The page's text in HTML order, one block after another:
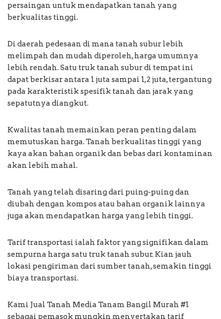
persaingan untuk mendapatkan tanah yang
berkualitas tinggi.
Di daerah pedesaan di mana tanah subur lebih
melimpah dan mudah diperoleh, harga umumnya
lebih rendah. Satu truk tanah subur di tempat ini
dapat berkisar antara 1 juta sampai 1,2 juta, tergantung
pada karakteristik spesifik tanah dan jarak yang
sepatutnya diangkut.
Kwalitas tanah memainkan peran penting dalam
memutuskan harga. Tanah berkualitas tinggi yang
kaya akan bahan organik dan bebas dari kontaminan
akan lebih mahal.
Tanah yang telah disaring dari puing-puing dan
diubah dengan kompos atau bahan organik lainnya
juga akan mendapatkan harga yang lebih tinggi.
Tarif transportasi ialah faktor yang signifikan dalam
sempurna harga satu truk tanah subur. Kian jauh
lokasi pengiriman dari sumber tanah, semakin tinggi
biaya transportasi.
Kami Jual Tanah Media Tanam Bangil Murah #1
sebagai pemasok mungkin menyertakan tarif